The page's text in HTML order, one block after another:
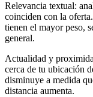
Relevancia textual:
coinciden con la
tienen el mayor peso,
general.
Actualidad y
cerca de tu ubicación
disminuye a medida
distancia aumenta.